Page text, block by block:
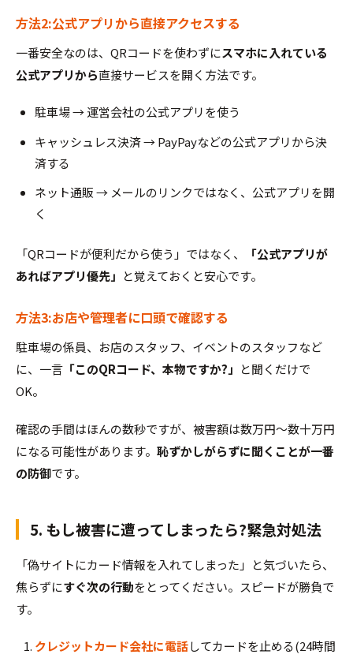
方法2:公式アプリから直接アクセスする
一番安全なのは、QRコードを使わずにスマホに入れている
公式アプリから直接サービスを開く方法です。
駐車場 → 運営会社の公式アプリを使う
キャッシュレス決済 → PayPayなどの公式アプリから決
済する
ネット通販 → メールのリンクではなく、公式アプリを開
く
「QRコードが便利だから使う」ではなく、
「公式アプリが
あればアプリ優先」 と覚えておくと安心です。
方法3:お店や管理者に口頭で確認する
駐車場の係員、お店のスタッフ、イベントのスタッフなど
に、一言 「このQRコード、本物ですか?」 と聞くだけで
OK。
確認の手間はほんの数秒ですが、被害額は数万円〜数十万円
になる可能性があります。 恥ずかしがらずに聞くことが一番
の防御です。
5. もし被害に遭ってしまったら?緊急対処法
「偽サイトにカード情報を入れてしまった」と気づいたら、
焦らずにすぐ次の行動をとってください。スピードが勝負で
す。
クレジットカード会社に電話してカードを止める(24時間